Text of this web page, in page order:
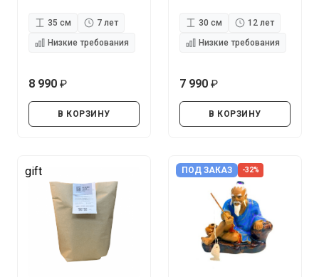
35 см
7 лет
Низкие требования
8 990
В КОРЗИНУ
30 см
12 лет
Низкие требования
7 990
В КОРЗИНУ
gift ПОД ЗАКАЗ -32%